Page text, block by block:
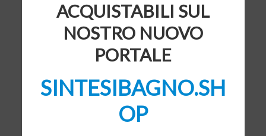
ACQUISTABILI SUL
NOSTRO NUOVO
PORTALE
SINTESIBAGNO.SH
OP